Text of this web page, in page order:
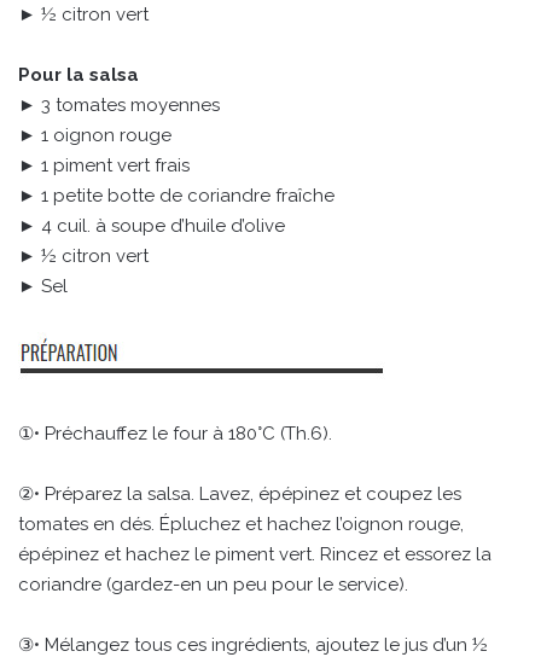
► ½ citron vert
Pour la salsa
► 3 tomates moyennes
► 1 oignon rouge
► 1 piment vert frais
► 1 petite botte de coriandre fraîche
► 4 cuil. à soupe d’huile d’olive
► ½ citron vert
► Sel
①• Préchauffez le four à 180°C (Th.6).
②• Préparez la salsa. Lavez, épépinez et coupez les
tomates en dés. Épluchez et hachez l’oignon rouge,
épépinez et hachez le piment vert. Rincez et essorez la
coriandre (gardez-en un peu pour le service).
③• Mélangez tous ces ingrédients, ajoutez le jus d’un ½